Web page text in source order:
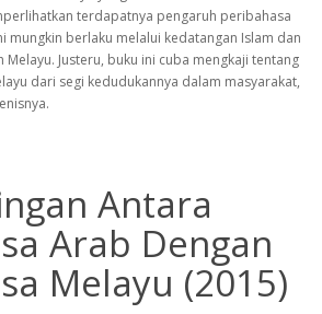
terdapatnya pengaruh peribahasa
mungkin berlaku melalui kedatangan Islam dan
Melayu. Justeru, buku ini cuba mengkaji tentang
dari segi kedudukannya dalam masyarakat,
Antara
Arab Dengan
Melayu (2015)